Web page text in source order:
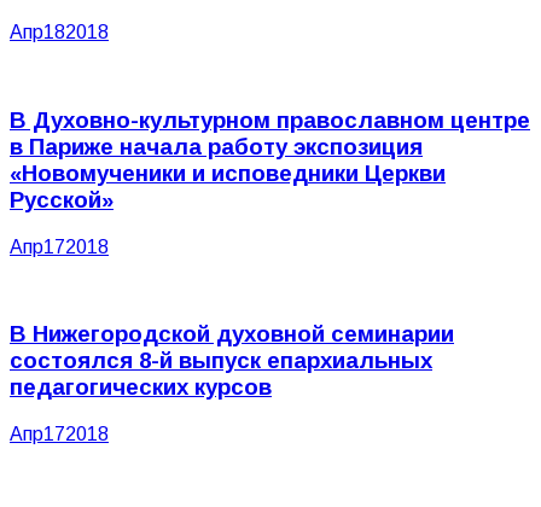
Апр182018
В Духовно-культурном православном центре
в Париже начала работу экспозиция
«Новомученики и исповедники Церкви
Русской»
Апр172018
В Нижегородской духовной семинарии
состоялся 8-й выпуск епархиальных
педагогических курсов
Апр172018